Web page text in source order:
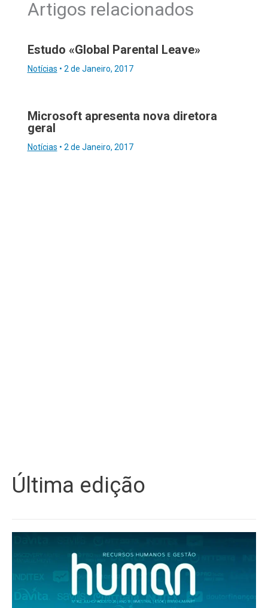
Artigos relacionados
Estudo «Global Parental Leave»
Notícias • 2 de Janeiro, 2017
Microsoft apresenta nova diretora
geral
Notícias • 2 de Janeiro, 2017
Última edição